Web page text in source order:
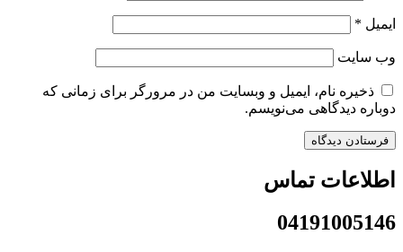
ایمیل *
وب‌ سایت
ذخیره نام، ایمیل و وبسایت من در مرورگر برای زمانی که
دوباره دیدگاهی می‌نویسم.
اطلاعات تماس
04191005146